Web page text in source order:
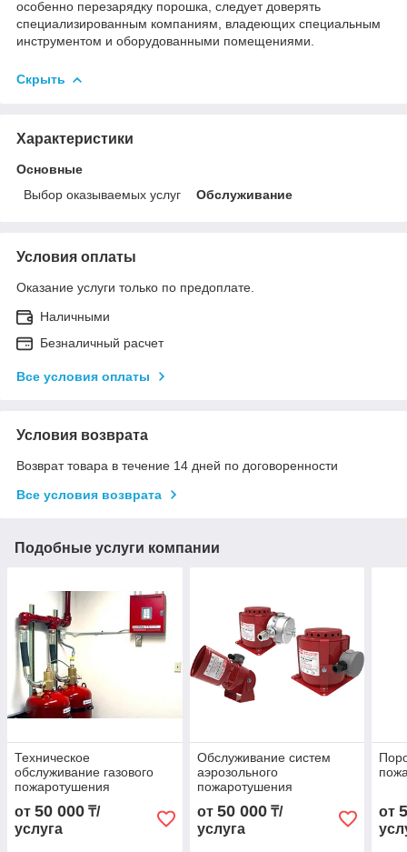
особенно перезарядку порошка, следует доверять
специализированным компаниям, владеющих специальным
инструментом и оборудованными помещениями.
Скрыть
Характеристики
Основные
Выбор оказываемых услуг
Обслуживание
Условия оплаты
Оказание услуги только по предоплате.
Наличными
Безналичный расчет
Все условия оплаты
Условия возврата
Возврат товара в течение 14 дней по договоренности
Все условия возврата
Подобные услуги компании
Техническое
обслуживание газового
пожаротушения
от 50 000 ₸/
услуга
Обслуживание систем
аэрозольного
пожаротушения
от 50 000₸/
услуга
от